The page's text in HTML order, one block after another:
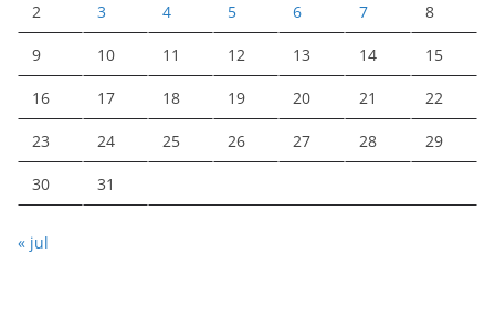
2 3 4 5 6 7 8
9 10 11 12 13 14 15
16 17 18 19 20 21 22
23 24 25 26 27 28 29
30 31
« jul